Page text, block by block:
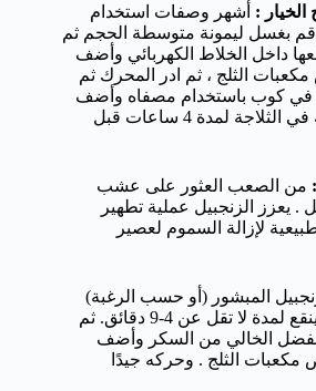
أشهر وصفات استخدام
قم بغسل ليمونة متوسطة الحجم ثم
داخل الخلاط الكهربائي وأضف
الثلج ، ثم ادر المحرك ثم
في كوب باستخدام مصفاه وأضف
اليه شرائح الخيار ثم اتركه في الثلاجة لمدة 4 ساعات قبل
من الصعب العثور على عشب
. يعزز الزنجبيل عملية تطهير
لإزالة السموم لعصير
المبشور (أو حسب الرغبة)
إلى الماء الساخن واتركه ينقع لمدة لا تقل عن 4-9 دقائق. ثم
الخالي من السكر وأضف
الثلج . وحركه جيدًا